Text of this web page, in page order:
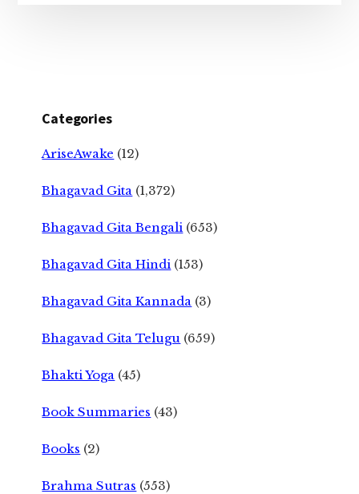
Categories
AriseAwake (12)
Bhagavad Gita (1,372)
Bhagavad Gita Bengali (653)
Bhagavad Gita Hindi (153)
Bhagavad Gita Kannada (3)
Bhagavad Gita Telugu (659)
Bhakti Yoga (45)
Book Summaries (43)
Books (2)
Brahma Sutras (553)